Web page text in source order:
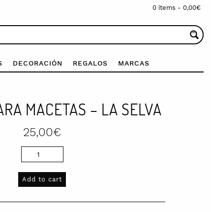
0 items - 0,00€
DECORACIÓN REGALOS MARCAS
MACETAS – LA SELVA
25,00€
Add to cart